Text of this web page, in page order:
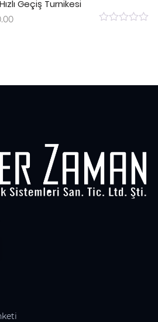
Geçiş Turnikesi